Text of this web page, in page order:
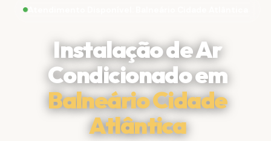
Atendimento Disponível: Balneário Cidade Atlântica
Instalação de Ar
Condicionado em
Balneário Cidade
Atlântica